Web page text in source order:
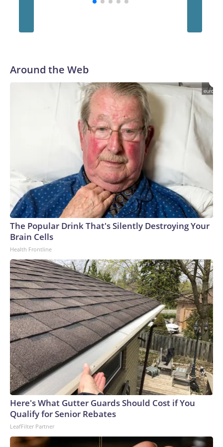
Around the Web
The Popular Drink That's Silently Destroying Your
Brain Cells
Health Frontline
Here's What Gutter Guards Should Cost if You
Qualify for Senior Rebates
LeafFilter Partner